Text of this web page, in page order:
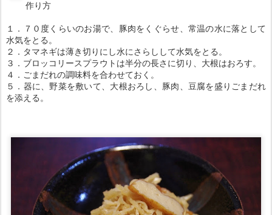
作り方
１．７０度くらいのお湯で、豚肉をくぐらせ、常温の水に落として
水気をとる。
２．タマネギは薄き切りにし水にさらしして水気をとる。
３．ブロッコリースプラウトは半分の長さに切り、大根はおろす。
４．ごまだれの調味料を合わせておく。
５．器に、野菜を敷いて、大根おろし、豚肉、豆腐を盛りごまだれ
を添える。